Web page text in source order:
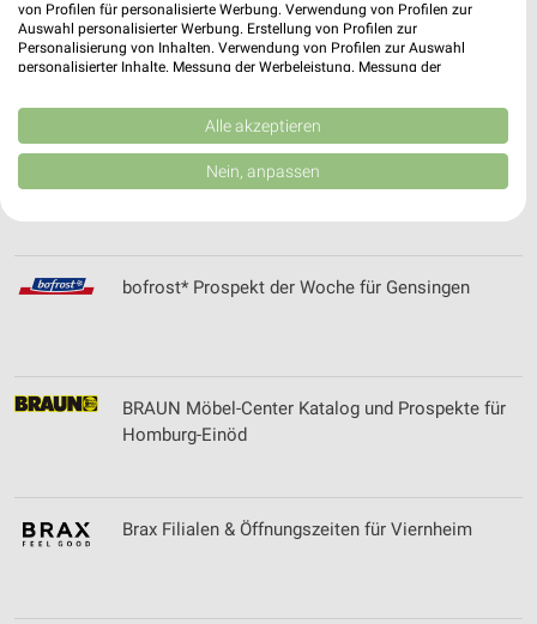
BMW Euler Filialen & Öffnungszeiten für
Kaiserslautern
Body & Beach Online Prospekt für Groß-Gerau
bofrost* Prospekt der Woche für Gensingen
BRAUN Möbel-Center Katalog und Prospekte für
Homburg-Einöd
Brax Filialen & Öffnungszeiten für Viernheim
von Profilen für personalisierte Werbung. Verwendung von Profilen zur
Auswahl personalisierter Werbung. Erstellung von Profilen zur
Personalisierung von Inhalten. Verwendung von Profilen zur Auswahl
personalisierter Inhalte. Messung der Werbeleistung. Messung der
Kombinationen von Daten aus verschiedenen Quellen. Entwicklung und
Verbesserung der Angebote. Verwendung reduzierter Daten zur Auswahl
von Inhalten.
Daten können außerhalb der Europäischen Union weitergegeben und in die
USA gesendet werden.
Website/App.
Wir nutzen Ihre Daten für folgende Zwecke:
Verwendung reduzierter Daten zur Auswahl von
Werbeanzeigen
Alle akzeptieren
Nein, anpassen